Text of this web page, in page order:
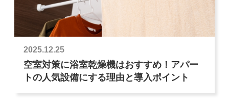
2025.12.25
空室対策に浴室乾燥機はおすすめ！アパー
トの人気設備にする理由と導入ポイント